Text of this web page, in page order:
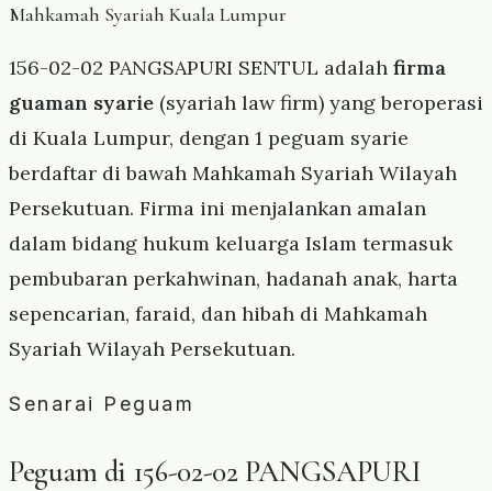
Mahkamah Syariah Kuala Lumpur
156-02-02 PANGSAPURI SENTUL adalah firma
guaman syarie (syariah law firm) yang beroperasi
di Kuala Lumpur, dengan 1 peguam syarie
berdaftar di bawah Mahkamah Syariah Wilayah
Persekutuan. Firma ini menjalankan amalan
dalam bidang hukum keluarga Islam termasuk
pembubaran perkahwinan, hadanah anak, harta
sepencarian, faraid, dan hibah di Mahkamah
Syariah Wilayah Persekutuan.
Senarai Peguam
Peguam di 156-02-02 PANGSAPURI